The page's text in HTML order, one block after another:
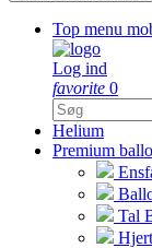
Top menu
Log ind
favorite 0
Helium
Premium
Tal